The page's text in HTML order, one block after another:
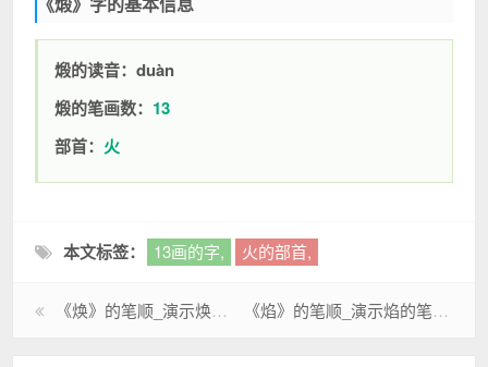
煅的读音：duàn
煅的笔画数： 13
部首： 火
本文标签： 13画的字, 火的部首,
《焕》的笔顺_演示焕的笔顺及焕字的笔画顺序 《焰》的笔顺_演示焰的笔顺及焰字的笔画顺序